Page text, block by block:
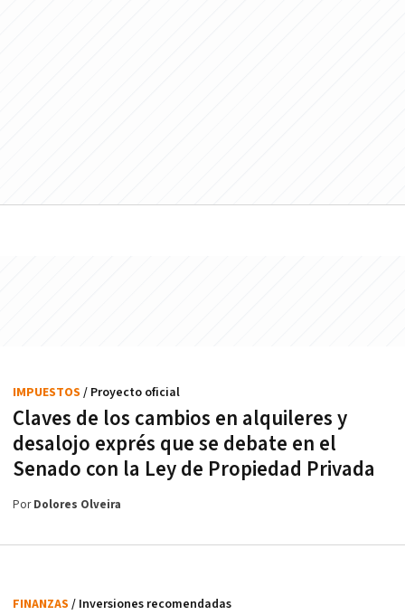
Claves de los cambios en alquileres y
desalojo exprés que se debate en el
Senado con la Ley de Propiedad Privada
IMPUESTOS / Proyecto oficial
PorDolores Olveira
FINANZAS / Inversiones recomendadas